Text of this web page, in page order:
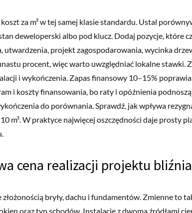
za m² w tej samej klasie standardu. Ustal
deweloperski albo pod klucz. Dodaj pozycje, które
utwardzenia, projekt zagospodarowania, wycinka
procent, więc warto uwzględniać lokalne stawki.
i wykończenia. Zapas finansowy 10–15%
i koszty finansowania, bo raty i opóźnienia
do porównania. Sprawdź, jak wpływa
m². W praktyce najwięcej oszczędności daje prosty
cena realizacji projektu
złożonością bryły, dachu i fundamentów. Zmienne to
oraz typ schodów. Instalacje z dwoma źródłami